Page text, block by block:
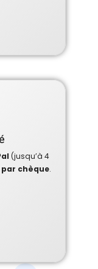
(jusqu’à 4
chèque.